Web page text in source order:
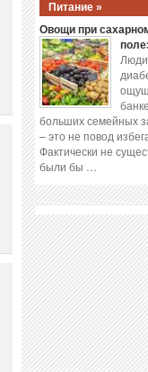
Питание »
Овощи при
больших семейных
– это не повод
Фактически не
были бы …